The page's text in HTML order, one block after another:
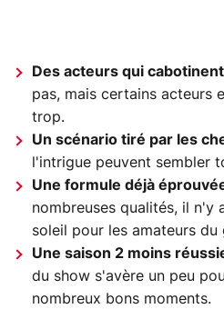
Des acteurs qui cabotinent
pas, mais certains acteurs
trop.
Un scénario tiré par les
l'intrigue peuvent sembler
Une formule déjà
nombreuses qualités, il n'y
soleil pour les amateurs du
Une saison 2 moins
du show s'avère un peu
nombreux bons moments.